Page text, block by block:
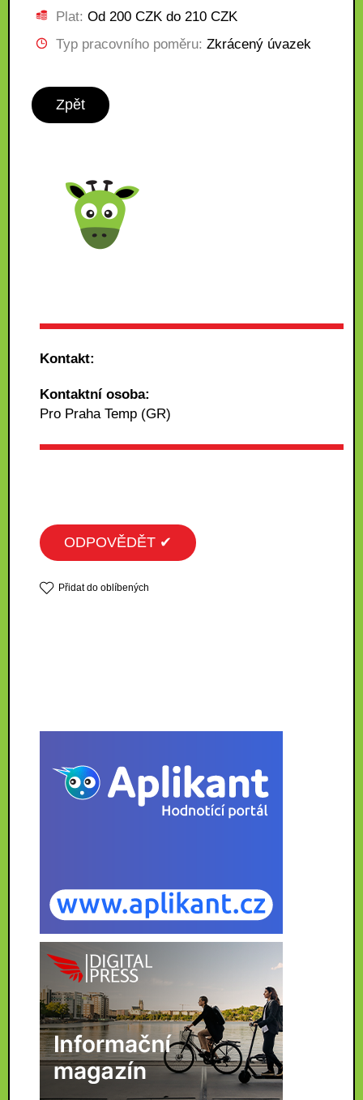
Plat: Od 200 CZK do 210 CZK
Typ pracovního poměru: Zkrácený úvazek
Zpět
Kontakt:
Kontaktní osoba:
Pro Praha Temp (GR)
ODPOVĚDĚT ✔
Přidat do oblíbených